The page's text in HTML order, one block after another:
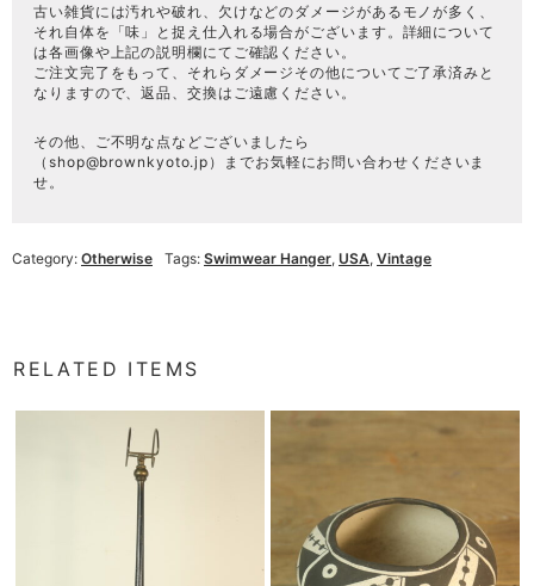
古い雑貨には汚れや破れ、欠けなどのダメージがあるモノが多く、
それ自体を「味」と捉え仕入れる場合がございます。詳細について
は各画像や上記の説明欄にてご確認ください。
ご注文完了をもって、それらダメージその他についてご了承済みと
なりますので、返品、交換はご遠慮ください。
その他、ご不明な点などございましたら
（ shop@brownkyoto.jp ）までお気軽にお問い合わせくださいま
せ。
Category: Otherwise Tags: Swimwear Hanger, USA, Vintage
RELATED ITEMS